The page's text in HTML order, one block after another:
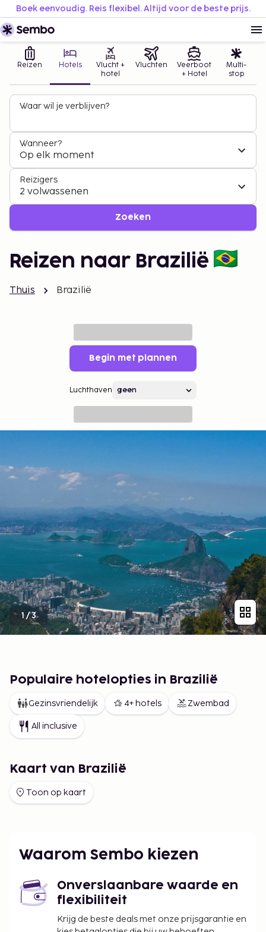
Boek eenvoudig. Reis flexibel. Altijd voor de beste prijs.
Reizen Hotels
Vlucht +
hotel
Vluchten
Veerboot
+ Hotel
Multi-
stop
Waar wil je verblijven?
Wanneer?
Op elk moment
Reizigers
2 volwassenen
Zoeken
Reizen naar Brazilië
Thuis Brazilië
Begin met plannen
Luchthaven
1/3
Populaire hotelopties in Brazilië
Gezinsvriendelijk 4+ hotels Zwembad
All inclusive
Kaart van Brazilië
Toon op kaart
Waarom Sembo kiezen
Onverslaanbare waarde en
flexibiliteit
Krijg de beste deals met onze prijsgarantie en